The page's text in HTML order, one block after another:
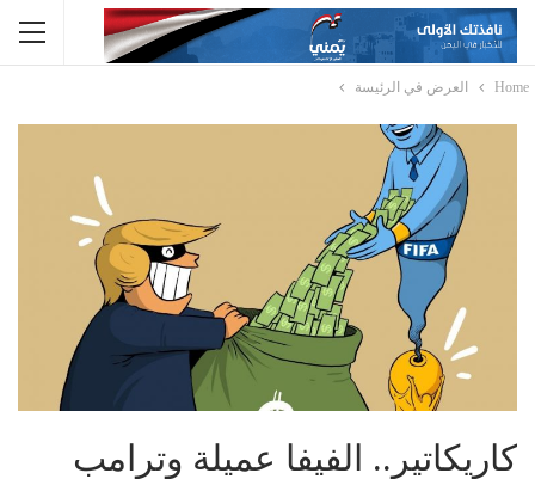
Home العرض في الرئيسة
كاريكاتير.. الفيفا عميلة وترامب